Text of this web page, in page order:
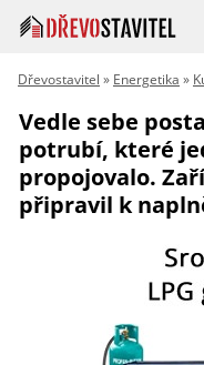
Dřevostavitel » Energetika »
Vedle sebe
potrubí, které
propojovalo.
připravil k